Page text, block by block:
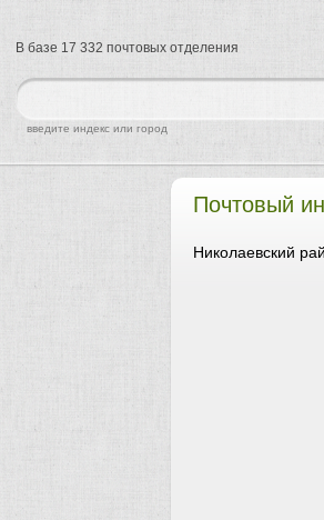
Почтовый
Николаевский
найти
введите индекс или город
В базе 17 332 почтовых отделения